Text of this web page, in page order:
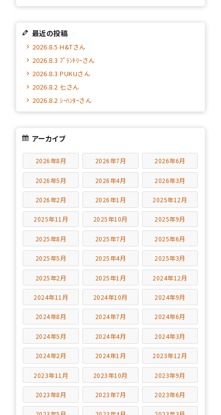
最近の投稿
2026.8.5 H&Tさん
2026.8.3 ﾌﾟﾗﾝﾄﾘｰさん
2026.8.3 PUKUさん
2026.8.2 七さん
2026.8.2 ｼｰﾊﾝﾀｰさん
アーカイブ
2026年8月 2026年7月 2026年6月
2026年5月 2026年4月 2026年3月
2026年2月 2026年1月 2025年12月
2025年11月 2025年10月 2025年9月
2025年8月 2025年7月 2025年6月
2025年5月 2025年4月 2025年3月
2025年2月 2025年1月 2024年12月
2024年11月 2024年10月 2024年9月
2024年8月 2024年7月 2024年6月
2024年5月 2024年4月 2024年3月
2024年2月 2024年1月 2023年12月
2023年11月 2023年10月 2023年9月
2023年8月 2023年7月 2023年6月